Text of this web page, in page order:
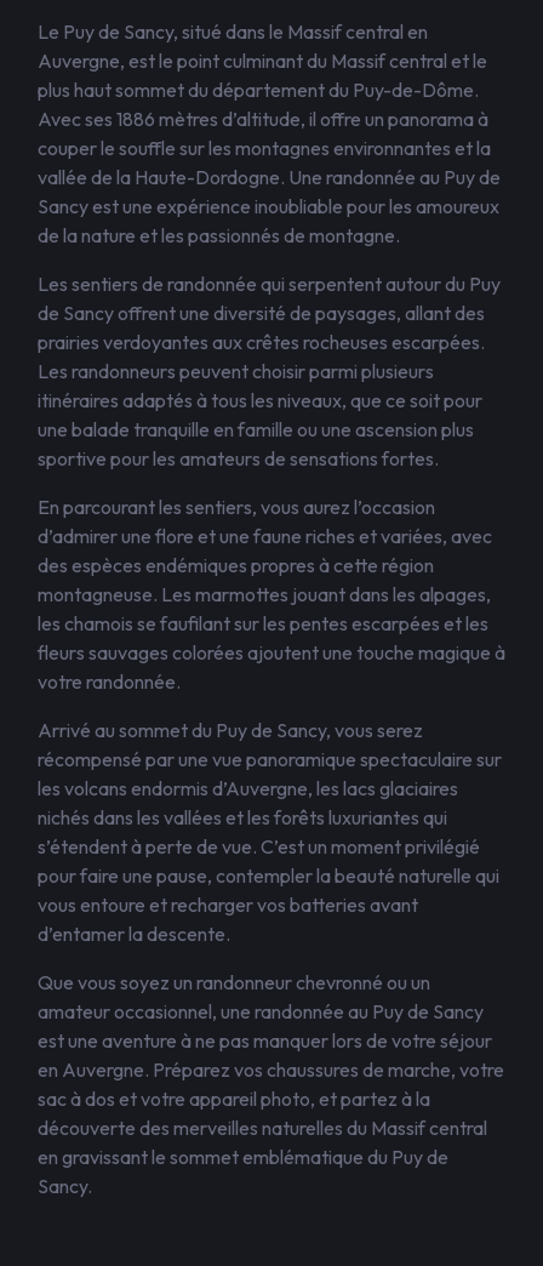
Le Puy de Sancy, situé dans le Massif central en
Auvergne, est le point culminant du Massif central et le
plus haut sommet du département du Puy-de-Dôme.
Avec ses 1886 mètres d’altitude, il offre un panorama à
couper le souffle sur les montagnes environnantes et la
vallée de la Haute-Dordogne. Une randonnée au Puy de
Sancy est une expérience inoubliable pour les amoureux
de la nature et les passionnés de montagne.
Les sentiers de randonnée qui serpentent autour du Puy
de Sancy offrent une diversité de paysages, allant des
prairies verdoyantes aux crêtes rocheuses escarpées.
Les randonneurs peuvent choisir parmi plusieurs
itinéraires adaptés à tous les niveaux, que ce soit pour
une balade tranquille en famille ou une ascension plus
sportive pour les amateurs de sensations fortes.
En parcourant les sentiers, vous aurez l’occasion
d’admirer une flore et une faune riches et variées, avec
des espèces endémiques propres à cette région
montagneuse. Les marmottes jouant dans les alpages,
les chamois se faufilant sur les pentes escarpées et les
fleurs sauvages colorées ajoutent une touche magique à
votre randonnée.
Arrivé au sommet du Puy de Sancy, vous serez
récompensé par une vue panoramique spectaculaire sur
les volcans endormis d’Auvergne, les lacs glaciaires
nichés dans les vallées et les forêts luxuriantes qui
s’étendent à perte de vue. C’est un moment privilégié
pour faire une pause, contempler la beauté naturelle qui
vous entoure et recharger vos batteries avant
d’entamer la descente.
Que vous soyez un randonneur chevronné ou un
amateur occasionnel, une randonnée au Puy de Sancy
est une aventure à ne pas manquer lors de votre séjour
en Auvergne. Préparez vos chaussures de marche, votre
sac à dos et votre appareil photo, et partez à la
découverte des merveilles naturelles du Massif central
en gravissant le sommet emblématique du Puy de
Sancy.